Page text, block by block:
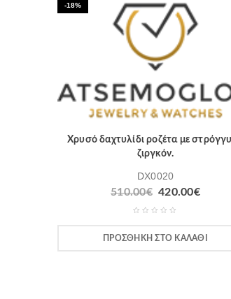
-18%
Χρυσό δαχτυλίδι ροζέτα με
ζιργκόν.
DX0020
510.00€ 420.00€
ΠΡΟΣΘΉΚΗ ΣΤΟ ΚΑΛΆΘΙ